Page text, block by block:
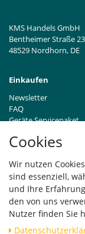
Cookies
Wir nutzen
sind essenziell,
und Ihre
den von uns
Nutzer finden Sie
KMS Handels GmbH
Bentheimer Straße
48529 Nordhorn, DE
Einkaufen
Newsletter
FAQ
Geräte Servicepaket
Händleranfragen B2B
Widerrufsrecht
Vertrag widerrufen
Versand